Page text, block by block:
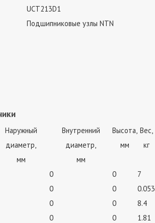
UCT213D1
Подшипниковые узлы NTN
Наружный
диаметр,
мм
Внутренний
диаметр,
мм
Высота,
мм
Вес,
кг
0 0
7
0 0
0.053
0 0
8.4
0 0
1.81